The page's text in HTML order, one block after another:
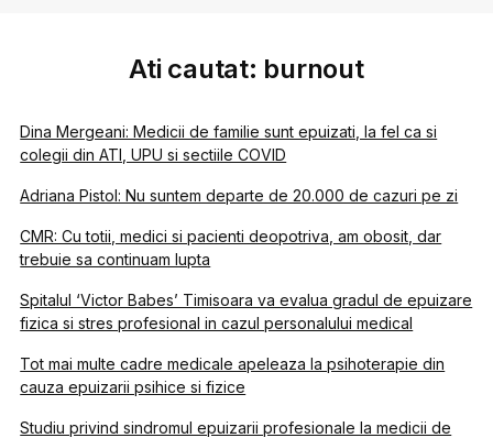
Ati cautat: burnout
Dina Mergeani: Medicii de familie sunt epuizati, la fel ca si
colegii din ATI, UPU si sectiile COVID
Adriana Pistol: Nu suntem departe de 20.000 de cazuri pe zi
CMR: Cu totii, medici si pacienti deopotriva, am obosit, dar
trebuie sa continuam lupta
Spitalul ‘Victor Babes’ Timisoara va evalua gradul de epuizare
fizica si stres profesional in cazul personalului medical
Tot mai multe cadre medicale apeleaza la psihoterapie din
cauza epuizarii psihice si fizice
Studiu privind sindromul epuizarii profesionale la medicii de